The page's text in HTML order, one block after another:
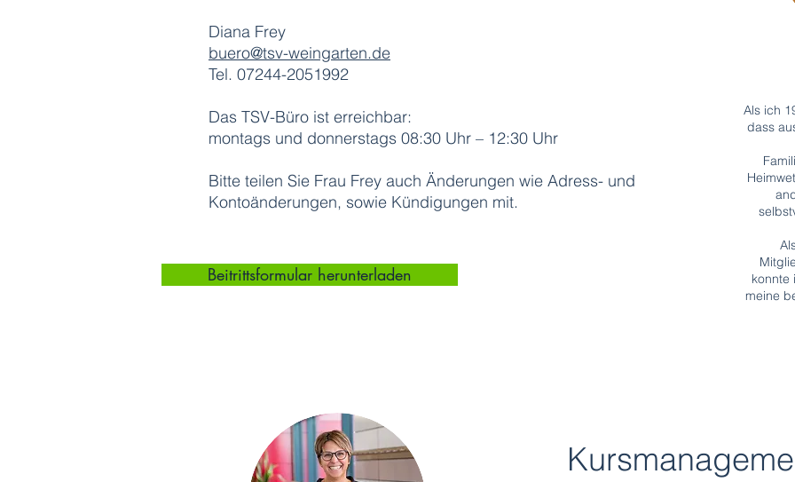
Diana Frey
buero@tsv-weingarten.de
Tel. 07244-2051992
Das TSV-Büro ist erreichbar:
montags und donnerstags 08:30 Uhr – 12:30 Uhr
Bitte teilen Sie Frau Frey auch Änderungen wie Adress- und
Kontoänderungen, sowie Kündigungen mit.
Beitrittsformular herunterladen
Als ich
dass
konnte
meine